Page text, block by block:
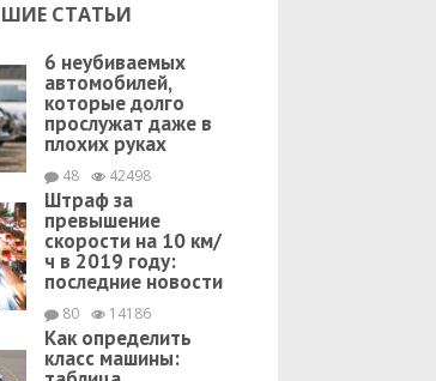
СТАТЬИ
6 неубиваемых
автомобилей,
которые долго
прослужат даже в
плохих руках
48 42498
Штраф за
превышение
скорости на 10 км/
ч в 2019 году:
последние новости
80 14186
Как определить
класс машины: